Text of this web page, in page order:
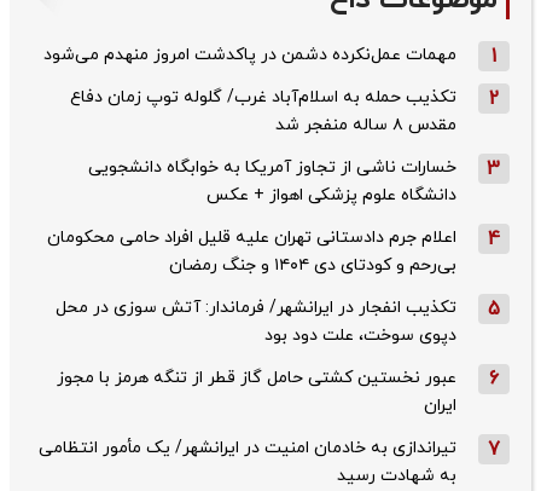
1 مهمات عمل‌نکرده دشمن در پاکدشت امروز منهدم می‌شود
2
تکذیب حمله به اسلام‌آباد غرب/ گلوله توپ زمان دفاع
مقدس ۸ ساله منفجر شد
3
خسارات ناشی از تجاوز آمریکا به خوابگاه دانشجویی
دانشگاه علوم پزشکی اهواز + عکس
4
اعلام جرم دادستانی تهران علیه قلیل افراد حامی محکومان
بی‌رحم و کودتای دی‌ ۱۴۰۴ و جنگ رمضان
5
تکذیب ‌انفجار در ایرانشهر/ فرماندار: آتش سوزی در محل
دپوی سوخت، علت دود بود
6
عبور نخستین کشتی حامل گاز قطر از تنگه هرمز با مجوز
ایران
7
تیراندازی به خادمان امنیت در ایرانشهر/ یک مأمور انتظامی
به شهادت رسید